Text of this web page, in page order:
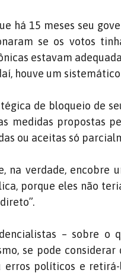
há 15 meses seu
se os votos
estavam
houve um
de bloqueio de
medidas propostas
ou aceitas só
na verdade, encobre
porque eles não
– sobre o
se pode
políticos e